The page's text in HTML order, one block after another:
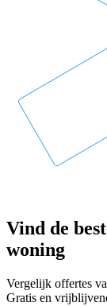
Vind de
woning
Vergelijk offertes
Gratis en